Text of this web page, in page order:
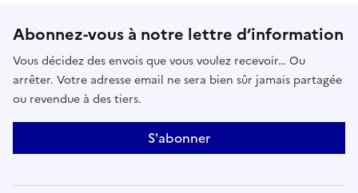
Abonnez-vous à notre lettre d’information
Vous décidez des envois que vous voulez recevoir… Ou
arrêter. Votre adresse email ne sera bien sûr jamais partagée
ou revendue à des tiers.
S'abonner